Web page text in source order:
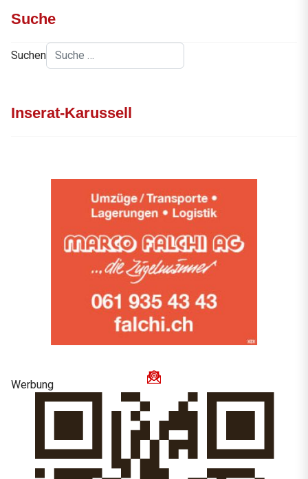
Suche
Suchen
Inserat-Karussell
Werbung